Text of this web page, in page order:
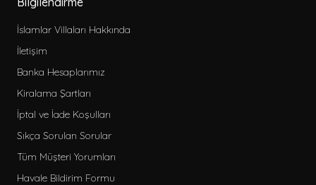
İslamlar Villaları Hakkında
İletişim
Banka Hesaplarımız
Kiralama Şartları
İptal ve İade Koşulları
Sıkça Sorulan Sorular
Tüm Müşteri Yorumları
Havale Bildirim Formu